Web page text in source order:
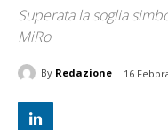
Superata la soglia
MiRo
By Redazione 16